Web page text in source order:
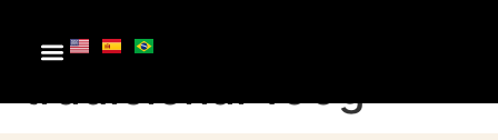
Trufa ao leite
tradicional 100g